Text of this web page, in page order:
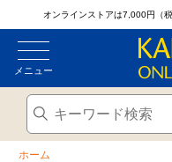
オンラインストアは7,000円（
メニュー
ホーム